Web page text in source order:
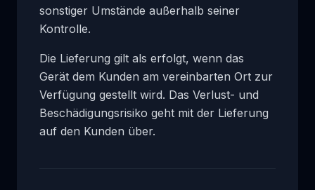
sonstiger Umstände außerhalb seiner
Kontrolle.
Die Lieferung gilt als erfolgt, wenn das
Gerät dem Kunden am vereinbarten Ort zur
Verfügung gestellt wird. Das Verlust- und
Beschädigungsrisiko geht mit der Lieferung
auf den Kunden über.